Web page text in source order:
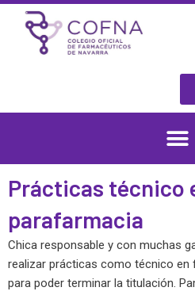
Skip
content
Prácticas técnico
parafarmacia
Chica responsable y con muchas
realizar prácticas como técnico en
para poder terminar la titulación.